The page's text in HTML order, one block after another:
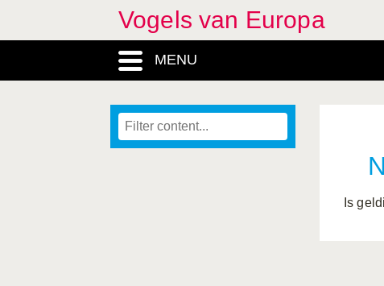
Vogels van Europa
MENU
Is